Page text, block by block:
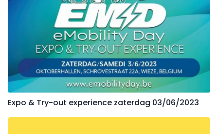
Expo & Try-out experience zaterdag 03/06/2023